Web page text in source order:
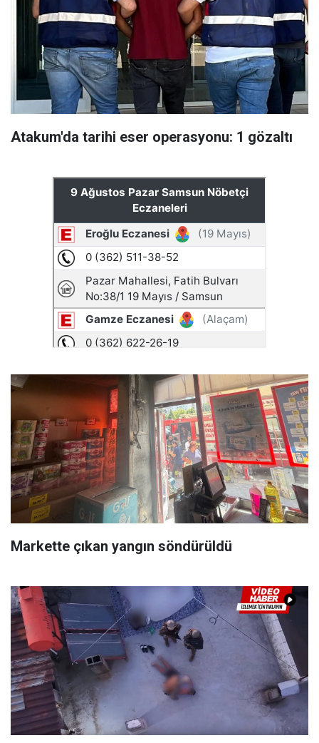
Atakum'da tarihi eser operasyonu: 1 gözaltı
Markette çıkan yangın söndürüldü